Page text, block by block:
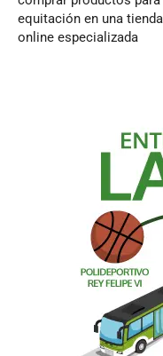
equitación en una tienda
online especializada